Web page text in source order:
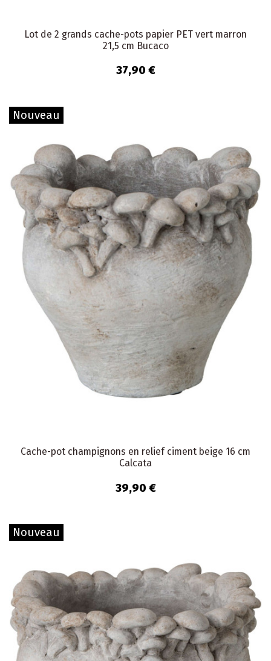
Lot de 2 grands cache-pots papier PET vert marron
21,5 cm Bucaco
37,90 €
Nouveau
Cache-pot champignons en relief ciment beige 16 cm
Calcata
39,90 €
Nouveau